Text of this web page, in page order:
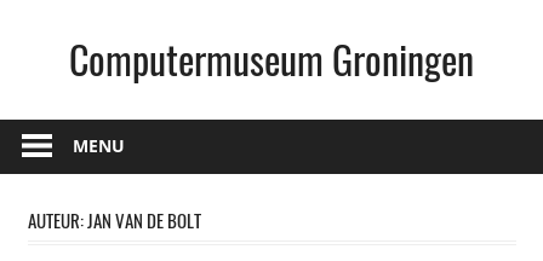
Computermuseum Groningen
MENU
AUTEUR:JAN VAN DE BOLT